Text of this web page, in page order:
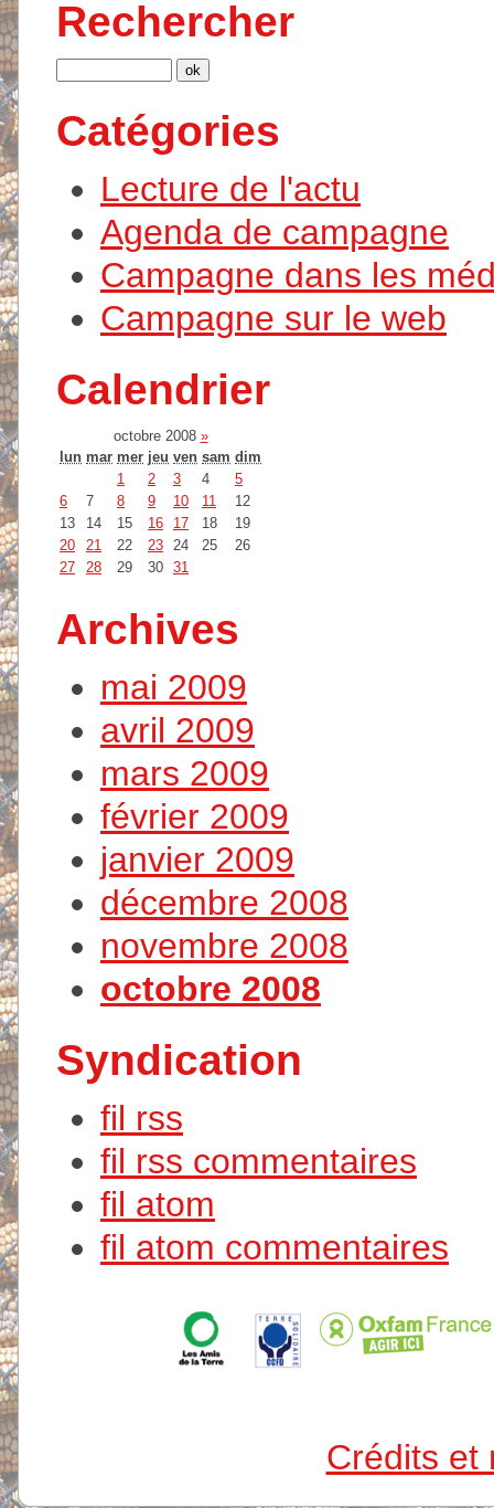
Rechercher
Catégories
Lecture de l'actu
Agenda de campagne
Campagne dans les
Campagne sur le web
Calendrier
octobre 2008 »
lun mar mer jeu ven sam dim
1
2 3 4
5
6
7 8 9 10 11
12
13
14 15 16 17 18
19
20
21 22 23 24 25
26
27
28 29 30 31
Archives
mai 2009
avril 2009
mars 2009
février 2009
janvier 2009
décembre 2008
novembre 2008
octobre 2008
Syndication
fil rss
fil rss commentaires
fil atom
fil atom commentaires
Crédits et